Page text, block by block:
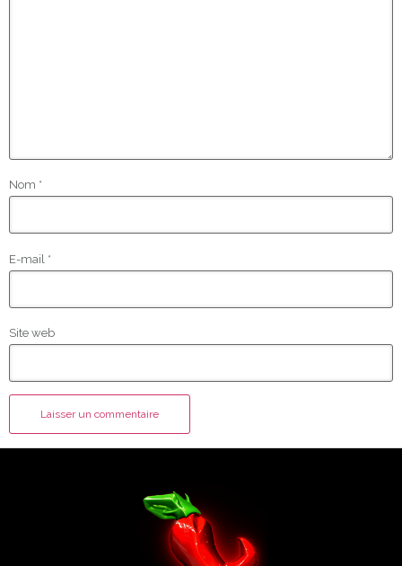
Nom *
E-mail *
Site web